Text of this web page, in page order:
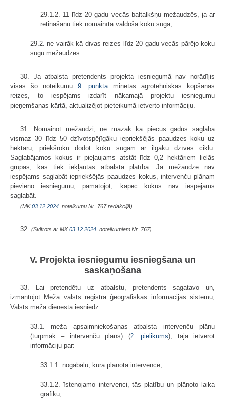
29.1.2. 11 līdz 20 gadu vecās baltalkšņu mežaudzēs, ja ar
retināšanu tiek nomainīta valdošā koku suga;
29.2. ne vairāk kā divas reizes līdz 20 gadu vecās pārējo koku
sugu mežaudzēs.
30. Ja atbalsta pretendents projekta iesniegumā nav norādījis
visas šo noteikumu 9. punktā minētās agrotehniskās kopšanas
reizes, to iespējams izdarīt nākamajā projektu iesniegumu
pieņemšanas kārtā, aktualizējot pieteikumā ietverto informāciju.
31. Nomainot mežaudzi, ne mazāk kā piecus gadus saglabā
vismaz 30 līdz 50 dzīvotspējīgāku iepriekšējās paaudzes koku uz
hektāru, priekšroku dodot koku sugām ar ilgāku dzīves ciklu.
Saglabājamos kokus ir pieļaujams atstāt līdz 0,2 hektāriem lielās
grupās, kas tiek iekļautas atbalsta platībā. Ja mežaudzē nav
iespējams saglabāt iepriekšējās paaudzes kokus, intervenču plānam
pievieno iesniegumu, pamatojot, kāpēc kokus nav iespējams
saglabāt.
(MK03.12.2024. noteikumu Nr. 767 redakcijā)
32. (Svītrots ar MK03.12.2024. noteikumiem Nr. 767)
V. Projekta iesniegumu iesniegšana un
saskaņošana
33. Lai pretendētu uz atbalstu, pretendents sagatavo un,
izmantojot Meža valsts reģistra ģeogrāfiskās informācijas sistēmu,
Valsts meža dienestā iesniedz:
33.1. meža apsaimniekošanas atbalsta intervenču plānu
(turpmāk – intervenču plāns) (2. pielikums), tajā ietverot
informāciju par:
33.1.1. nogabalu, kurā plānota intervence;
33.1.2. īstenojamo intervenci, tās platību un plānoto laika
grafiku;